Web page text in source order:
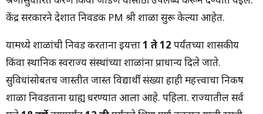
केंद्र सरकारने देशात निवडक PM श्री शाळा सुरू केल्या आहेत.
यामध्ये शाळांची निवड करताना इयत्ता1 ते 12 पर्यंतच्या शासकीय
किंवा स्थानिक स्वराज्य संस्थांच्या शाळांना प्राधान्य दिले जाते.
सुविधांसोबतच जास्तीत जास्त विद्यार्थी संख्या हाही महत्त्वाचा निकष
शाळा निवडताना ग्राह्य धरण्यात आला आहे. पहिला. राज्यातील सर्व